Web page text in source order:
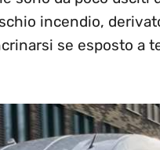
incendio,
se esposto a